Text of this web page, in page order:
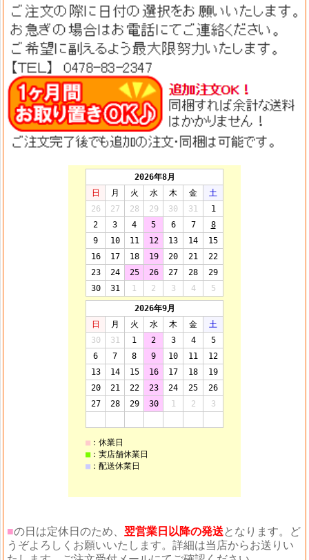
■の日は定休日のため、 翌営業日以降の発送となります。ど
うぞよろしくお願いいたします。詳細は当店からお送りい